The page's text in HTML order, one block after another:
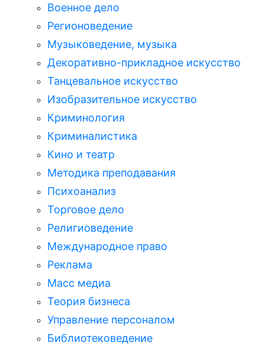
Военное дело
Регионоведение
Музыковедение, музыка
Декоративно-прикладное искусство
Танцевальное искусство
Изобразительное искусство
Криминология
Криминалистика
Кино и театр
Методика преподавания
Психоанализ
Торговое дело
Религиоведение
Международное право
Реклама
Масс медиа
Теория бизнеса
Управление персоналом
Библиотековедение